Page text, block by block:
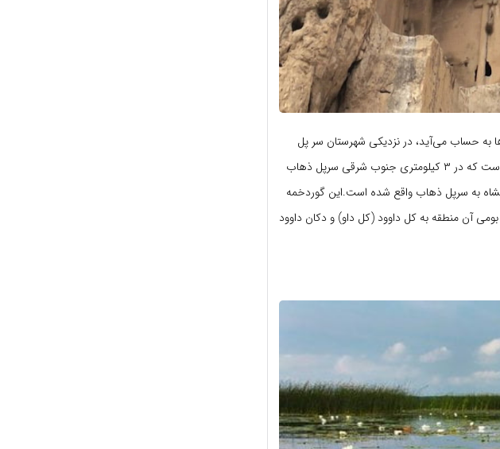
به حساب می‌آید، در نزدیکی شهرستان سر پل
ذهاب، روستای کل داوود قرار دارد.دکان داوود گوردخمه‌ای تاریخی است که در ۳ کیلومتری جنوب شرقی سرپل ذهاب
متری از جاده اصلی کرمانشاه به سرپل ذهاب واقع شده است.این گوردخمه
آن منطقه به کل داوود (کل داو) و دکان داوود